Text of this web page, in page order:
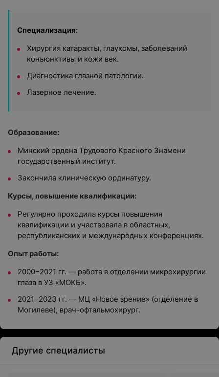
Специализация:
Хирургия катаракты, глаукомы, заболеваний
конъюнктивы и кожи век.
Диагностика глазной патологии.
Лазерное лечение.
Образование:
Минский ордена Трудового Красного Знамени
государственный институт.
Закончила клиническую ординатуру.
Курсы, повышение квалификации:
Регулярно проходила курсы повышения
квалификации и участвовала в областных,
республиканских и международных конференциях.
Опыт работы:
2000−2021 гг. — работа в отделении микрохирургии
глаза в УЗ «МОКБ».
2021−2023 гг. — МЦ «Новое зрение» (отделение в
Могилеве), врач-офтальмохирург.
Другие специалисты